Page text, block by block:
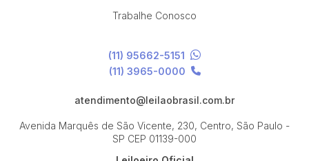
Trabalhe Conosco
(11) 95662-5151
(11) 3965-0000
atendimento@leilaobrasil.com.br
Avenida Marquês de São Vicente, 230, Centro, São Paulo -
SP CEP 01139-000